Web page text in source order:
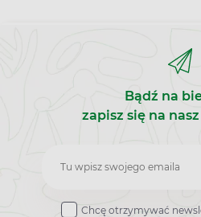
Bądź na
zapisz się na
Zapisz
Chcę otrzymywać